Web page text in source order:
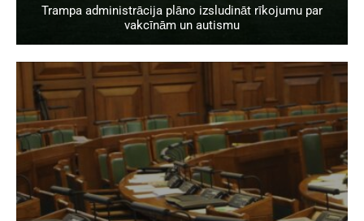
Trampa administrācija plāno izsludināt rīkojumu par
vakcīnām un autismu